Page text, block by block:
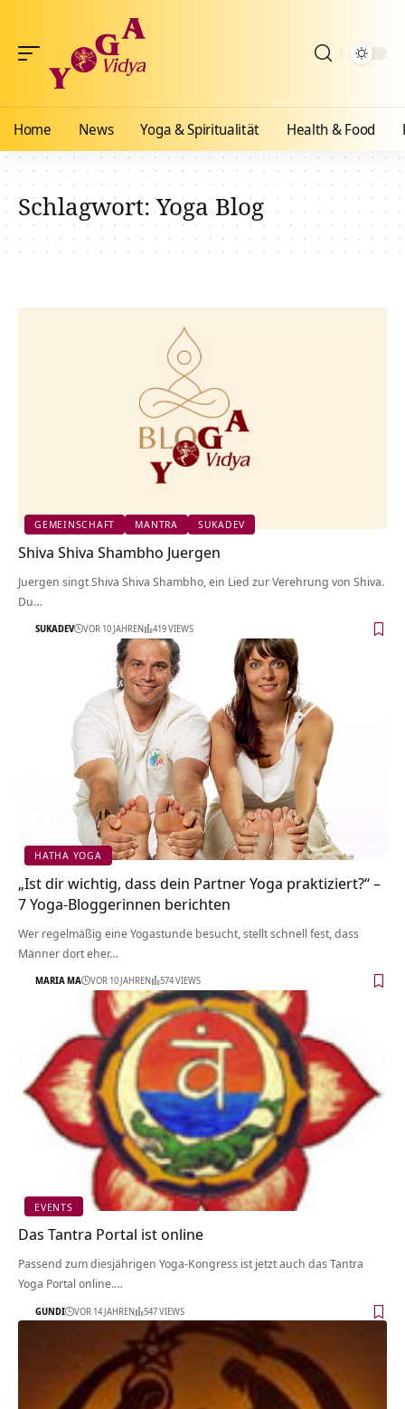
Home News Yoga & Spiritualität Health & Food
Schlagwort:Yoga Blog
GEMEINSCHAFT MANTRA SUKADEV
Shiva Shiva Shambho Juergen
Juergen singt Shiva Shiva Shambho, ein Lied zur Verehrung von Shiva.
Du…
SUKADEV VOR 10 JAHREN 419 VIEWS
HATHA YOGA
„Ist dir wichtig, dass dein Partner Yoga praktiziert?“ –
7 Yoga-Bloggerinnen berichten
Wer regelmäßig eine Yogastunde besucht, stellt schnell fest, dass
Männer dort eher…
MARIA MA VOR 10 JAHREN 574 VIEWS
EVENTS
Das Tantra Portal ist online
Passend zum diesjährigen Yoga-Kongress ist jetzt auch das Tantra
Yoga Portal online.…
GUNDI VOR 14 JAHREN 547 VIEWS